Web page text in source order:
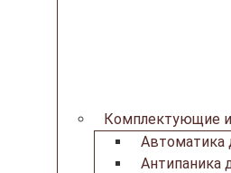
Комплектующие
Автоматика
Антипаника